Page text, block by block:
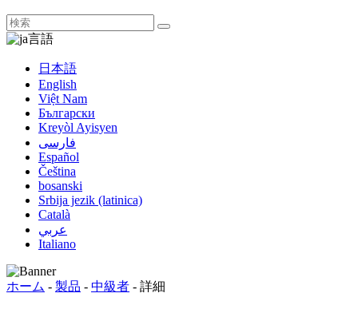
言語
日本語
English
Việt Nam
Български
Kreyòl Ayisyen
فارسی
Español
Čeština
bosanski
Srbija jezik (latinica)
Català
عربي
Italiano
ホーム - 製品 - 中級者 - 詳細